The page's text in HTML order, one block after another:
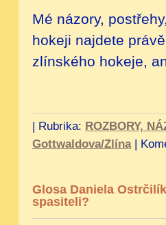
Mé názory,
hokeji najdete
zlínského hokeje,
| Rubrika: ROZBORY,
Gottwaldova/Zlína |
Glosa Daniela
spasiteli?